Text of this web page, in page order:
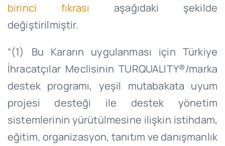
birinci fıkrası aşağıdaki şekilde
değiştirilmiştir.
“(1) Bu Kararın uygulanması için Türkiye
İhracatçılar Meclisinin TURQUALITY®/marka
destek programı, yeşil mutabakata uyum
projesi desteği ile destek yönetim
sistemlerinin yürütülmesine ilişkin istihdam,
eğitim, organizasyon, tanıtım ve danışmanlık